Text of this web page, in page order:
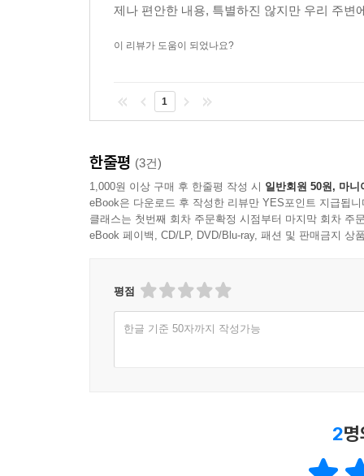
제나 편안한 내용, 특별하진 않지만 우리 주
이 리뷰가 도움이 되었나요?
1
한줄평 (3건)
1,000원 이상 구매 후 한줄평 작성 시 일반회원 50원, 마니
eBook은 다운로드 후 작성한 리뷰만 YES포인트 지급됩니
클래스는 첫번째 회차 주문확정 시점부터 마지막 회차 주
eBook 페이백, CD/LP, DVD/Blu-ray, 패션 및 판매금지 상
평점
한글 기준 50자까지 작성가능
2